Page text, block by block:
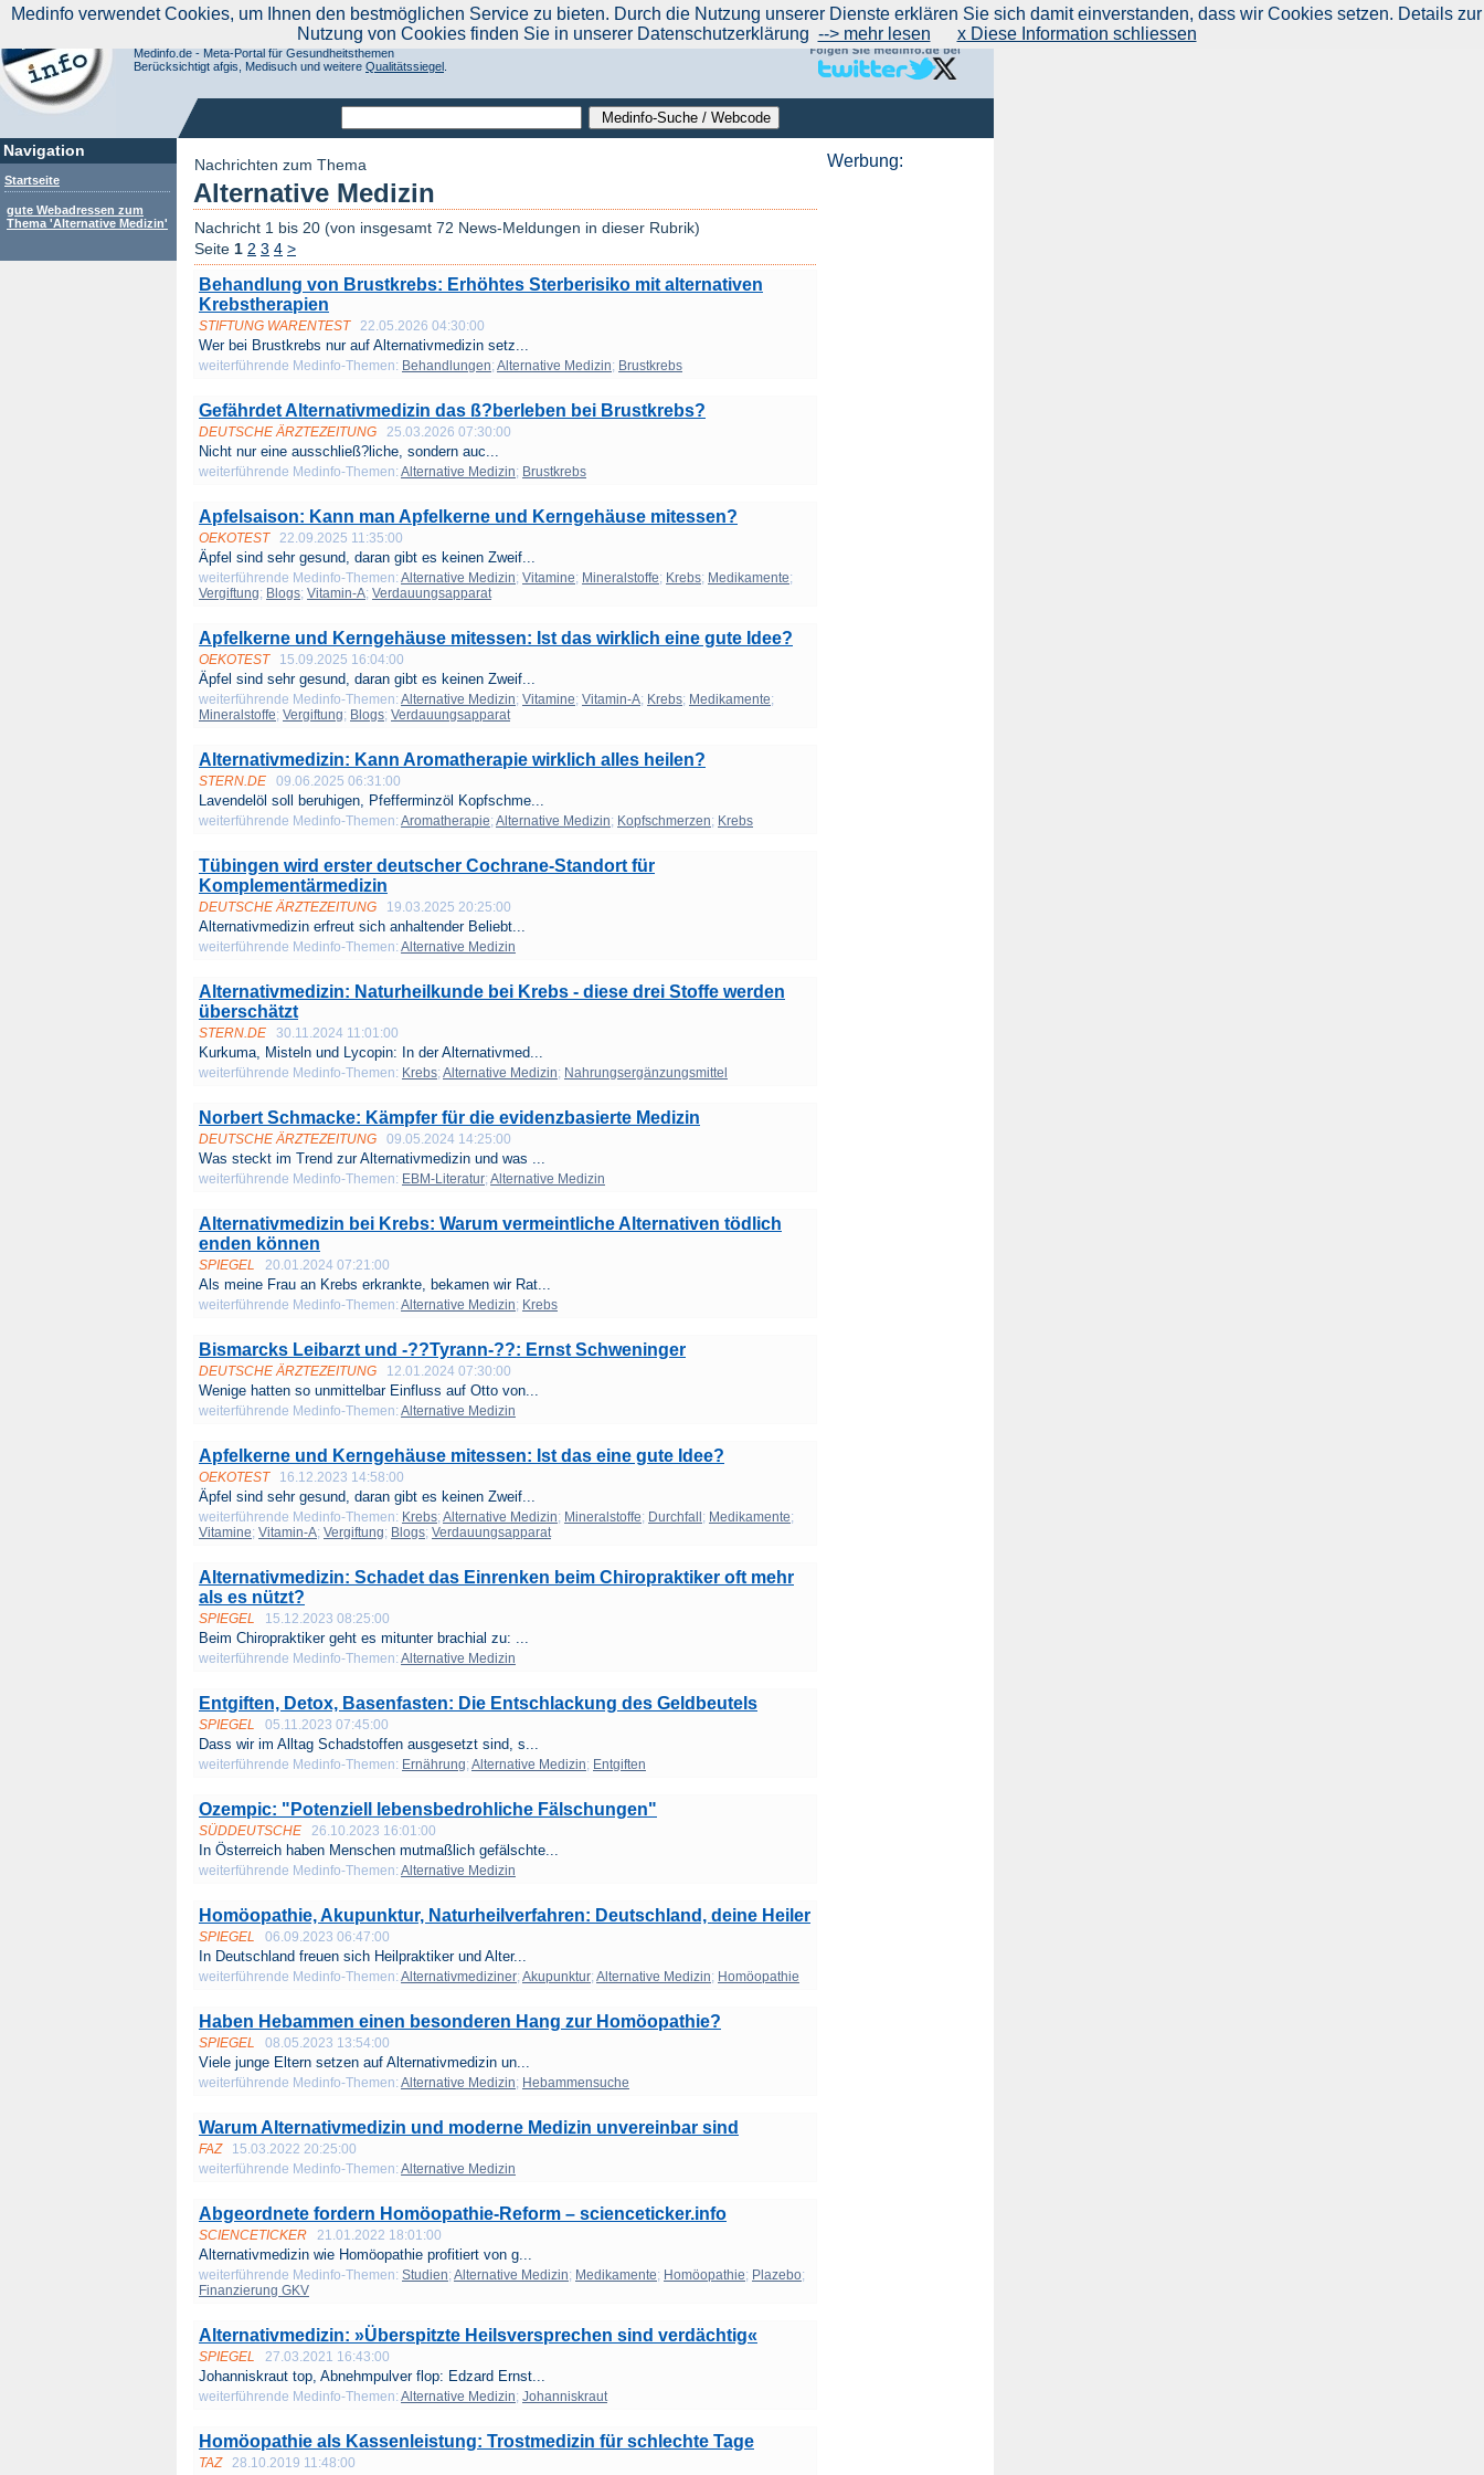
Navigation
Startseite
gute Webadressen zum
Thema 'Alternative Medizin'
Aktuelle Nachrichten|Nachrichtentrend | werben auf Medinfo|Anbieter hinzufügen (Gratis!)|über Medinfo|Feedback
Suchen Sie noch oder Finden Sie schon?
Medinfo.de - Meta-Portal für Gesundheitsthemen
Berücksichtigt afgis, Medisuch und weitere Qualitätssiegel
Nachrichten zum Thema
Alternative Medizin
Nachricht 1 bis 20 (von insgesamt 72 News-Meldungen in dieser Rubrik)
Seite 1 2 3 4 >
Behandlung von Brustkrebs: Erhöhtes Sterberisiko mit alternativen
Krebstherapien
STIFTUNG WARENTEST 22.05.2026 04:30:00
Wer bei Brust­krebs nur auf Alternativmedizin setz...
weiterführende Medinfo-Themen: Behandlungen; Alternative Medizin; Brustkrebs
Gefährdet Alternativmedizin das ß?berleben bei Brustkrebs?
DEUTSCHE ÄRZTEZEITUNG 25.03.2026 07:30:00
Nicht nur eine ausschließ?liche, sondern auc...
weiterführende Medinfo-Themen: Alternative Medizin; Brustkrebs
Apfelsaison: Kann man Apfelkerne und Kerngehäuse mitessen?
OEKOTEST 22.09.2025 11:35:00
Äpfel sind sehr gesund, daran gibt es keinen Zweif...
weiterführende Medinfo-Themen: Alternative Medizin; Vitamine; Mineralstoffe; Krebs; Medikamente;
Vergiftung; Blogs; Vitamin-A; Verdauungsapparat
Apfelkerne und Kerngehäuse mitessen: Ist das wirklich eine gute Idee?
OEKOTEST 15.09.2025 16:04:00
Äpfel sind sehr gesund, daran gibt es keinen Zweif...
weiterführende Medinfo-Themen: Alternative Medizin; Vitamine; Vitamin-A; Krebs; Medikamente;
Mineralstoffe; Vergiftung; Blogs; Verdauungsapparat
Alternativmedizin: Kann Aromatherapie wirklich alles heilen?
STERN.DE 09.06.2025 06:31:00
Lavendelöl soll beruhigen, Pfefferminzöl Kopfschme...
weiterführende Medinfo-Themen: Aromatherapie; Alternative Medizin; Kopfschmerzen; Krebs
Tübingen wird erster deutscher Cochrane-Standort für
Komplementärmedizin
DEUTSCHE ÄRZTEZEITUNG 19.03.2025 20:25:00
Alternativmedizin erfreut sich anhaltender Beliebt...
weiterführende Medinfo-Themen: Alternative Medizin
Alternativmedizin: Naturheilkunde bei Krebs - diese drei Stoffe werden
überschätzt
STERN.DE 30.11.2024 11:01:00
Kurkuma, Misteln und Lycopin: In der Alternativmed...
weiterführende Medinfo-Themen: Krebs; Alternative Medizin; Nahrungsergänzungsmittel
Norbert Schmacke: Kämpfer für die evidenzbasierte Medizin
DEUTSCHE ÄRZTEZEITUNG 09.05.2024 14:25:00
Was steckt im Trend zur Alternativmedizin und was ...
weiterführende Medinfo-Themen: EBM-Literatur; Alternative Medizin
Alternativmedizin bei Krebs: Warum vermeintliche Alternativen tödlich
enden können
SPIEGEL 20.01.2024 07:21:00
Als meine Frau an Krebs erkrankte, bekamen wir Rat...
weiterführende Medinfo-Themen: Alternative Medizin; Krebs
Bismarcks Leibarzt und -??Tyrann-??: Ernst Schweninger
DEUTSCHE ÄRZTEZEITUNG 12.01.2024 07:30:00
Wenige hatten so unmittelbar Einfluss auf Otto von...
weiterführende Medinfo-Themen: Alternative Medizin
Apfelkerne und Kerngehäuse mitessen: Ist das eine gute Idee?
OEKOTEST 16.12.2023 14:58:00
Äpfel sind sehr gesund, daran gibt es keinen Zweif...
weiterführende Medinfo-Themen: Krebs; Alternative Medizin; Mineralstoffe; Durchfall ; Medikamente;
Vitamine; Vitamin-A; Vergiftung; Blogs; Verdauungsapparat
Alternativmedizin: Schadet das Einrenken beim Chiropraktiker oft mehr
als es nützt?
SPIEGEL 15.12.2023 08:25:00
Beim Chiropraktiker geht es mitunter brachial zu: ...
weiterführende Medinfo-Themen: Alternative Medizin
Entgiften, Detox, Basenfasten: Die Entschlackung des Geldbeutels
SPIEGEL 05.11.2023 07:45:00
Dass wir im Alltag Schadstoffen ausgesetzt sind, s...
weiterführende Medinfo-Themen: Ernährung; Alternative Medizin; Entgiften
Ozempic: "Potenziell lebensbedrohliche Fälschungen"
SÜDDEUTSCHE 26.10.2023 16:01:00
In Österreich haben Menschen mutmaßlich gefälschte...
weiterführende Medinfo-Themen: Alternative Medizin
Homöopathie, Akupunktur, Naturheilverfahren: Deutschland, deine Heiler
SPIEGEL 06.09.2023 06:47:00
In Deutschland freuen sich Heilpraktiker und Alter...
weiterführende Medinfo-Themen: Alternativmediziner; Akupunktur; Alternative Medizin; Homöopathie
Haben Hebammen einen besonderen Hang zur Homöopathie?
SPIEGEL 08.05.2023 13:54:00
Viele junge Eltern setzen auf Alternativmedizin un...
weiterführende Medinfo-Themen: Alternative Medizin; Hebammensuche
Warum Alternativmedizin und moderne Medizin unvereinbar sind
FAZ
15.03.2022 20:25:00
weiterführende Medinfo-Themen: Alternative Medizin
Abgeordnete fordern Homöopathie-Reform – scienceticker.info
SCIENCETICKER 21.01.2022 18:01:00
Alternativmedizin wie Homöopathie profitiert von g...
weiterführende Medinfo-Themen: Studien; Alternative Medizin; Medikamente; Homöopathie; Plazebo;
Finanzierung GKV
Alternativmedizin: »Überspitzte Heilsversprechen sind verdächtig«
SPIEGEL 27.03.2021 16:43:00
Johanniskraut top, Abnehmpulver flop: Edzard Ernst...
weiterführende Medinfo-Themen: Alternative Medizin; Johanniskraut
Homöopathie als Kassenleistung: Trostmedizin für schlechte Tage
TAZ 28.10.2019 11:48:00
Werbung:
Medinfo verwendet Cookies, um Ihnen den bestmöglichen Service zu bieten. Durch die Nutzung unserer Dienste erklären Sie sich damit einverstanden, dass wir Cookies setzen. Details zur
Nutzung von Cookies finden Sie in unserer Datenschutzerklärung --> mehr lesen x Diese Information schliessen